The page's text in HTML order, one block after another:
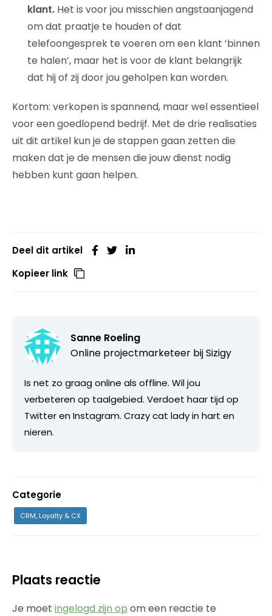
klant. Het is voor jou misschien angstaanjagend
om dat praatje te houden of dat
telefoongesprek te voeren om een klant ‘binnen
te halen’, maar het is voor de klant belangrijk
dat hij of zij door jou geholpen kan worden.
Kortom: verkopen is spannend, maar wel essentieel
voor een goedlopend bedrijf. Met de drie realisaties
uit dit artikel kun je de stappen gaan zetten die
maken dat je de mensen die jouw dienst nodig
hebben kunt gaan helpen.
Deel dit artikel
Kopieer link
Sanne Roeling
Online projectmarketeer bijSizigy
Is net zo graag online als offline. Wil jou
verbeteren op taalgebied. Verdoet haar tijd op
Twitter en Instagram. Crazy cat lady in hart en
nieren.
Categorie
CRM, Loyalty & CX
Plaats reactie
Je moet ingelogd zijn op om een reactie te